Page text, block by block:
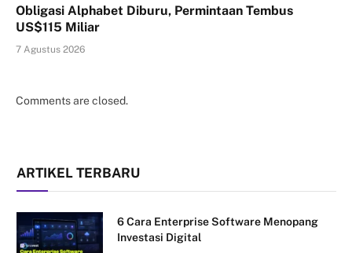
Obligasi Alphabet Diburu, Permintaan Tembus
US$115 Miliar
7 Agustus 2026
Comments are closed.
ARTIKEL TERBARU
6 Cara Enterprise Software Menopang
Investasi Digital